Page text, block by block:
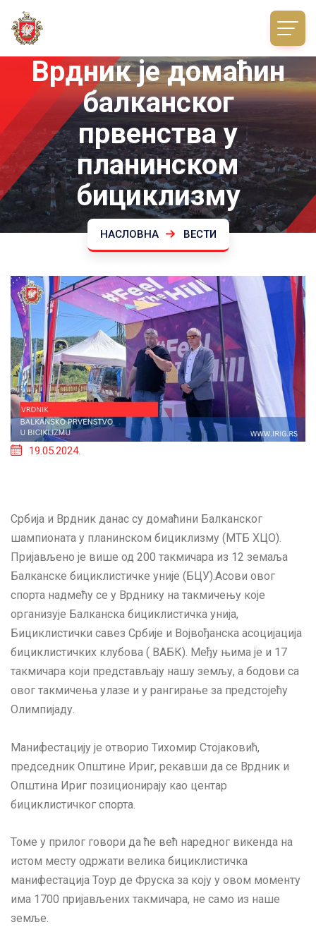
Врдник је домаћин
балканског
првенства у
планинском
бициклизму
НАСЛОВНА ВЕСТИ
19.05.2024.
Србија и Врдник данас су домаћини Балканског
шампионата у планинском бициклизму (МТБ XЦО).
Пријављено је више од 200 такмичара из 12 земаља
Балканске бициклистичке уније (БЦУ).Асови овог
спорта надмећу се у Врднику на такмичењу које
организује Балканска бициклистичка унија,
Бициклистички савез Србије и Војвођанска асоцијација
бициклистичких клубова ( ВАБК). Међу њима је и 17
такмичара који представљају нашу земљу, а бодови са
овог такмичења улазе и у рангирање за предстојећу
Олимпијаду.
Манифестацију је отворио Тихомир Стојаковић,
председник Општине Ириг, рекавши да се Врдник и
Општина Ириг позиционирају као центар
бициклистичког спорта.
Томе у прилог говори да ће већ наредног викенда на
истом месту одржати велика бициклистичка
манифестација Тоур де Фруска за коју у овом моменту
има 1700 пријављених такмичара, не само из наше
земље.